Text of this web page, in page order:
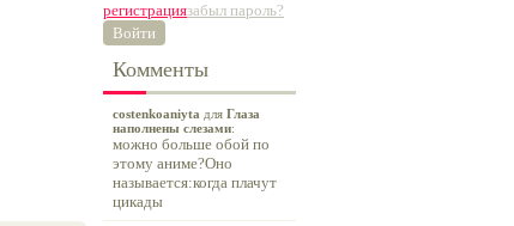
регистрациязабыл пароль?
Войти
Комменты
costenkoaniyta для Глаза
наполнены слезами:
можно больше обой по
этому аниме?Оно
называется:когда плачут
цикады